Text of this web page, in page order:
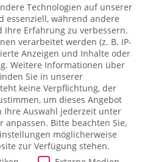
Class in
195
|15. Mai 2019|0 |
Technologien auf unserer
essenziell, während andere
Ihre Erfahrung zu verbessern.
verarbeitet werden (z. B. IP-
Anzeigen und Inhalte oder
Weitere Informationen über
Sie in unserer
keine Verpflichtung, der
um dieses Angebot
Ihre Auswahl jederzeit unter
anpassen. Bitte beachten Sie,
möglicherweise
zur Verfügung stehen.